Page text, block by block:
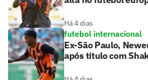
Há 4 dias
futebol internacional
Ex-São Paulo,
após título com